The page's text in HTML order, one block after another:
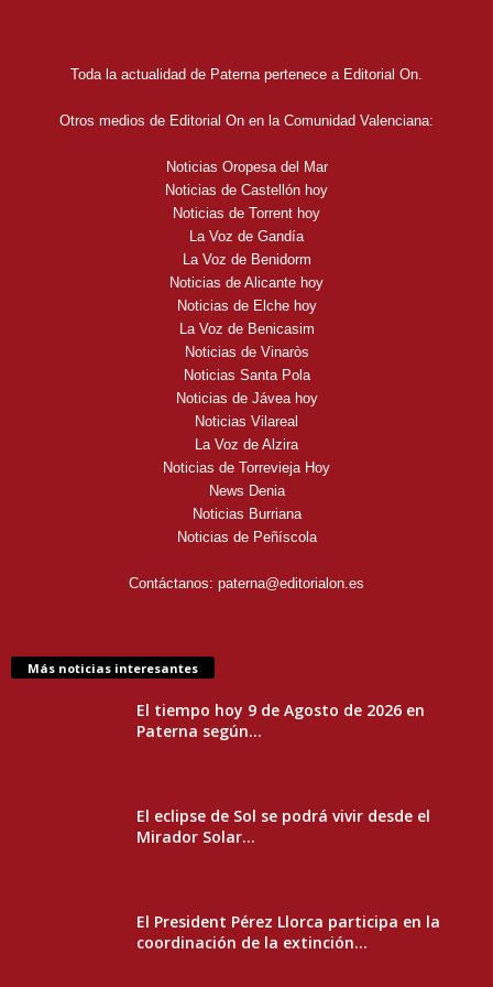
Toda la actualidad de Paterna pertenece a Editorial On.
Otros medios de Editorial On en la Comunidad Valenciana:
Noticias Oropesa del Mar
Noticias de Castellón hoy
Noticias de Torrent hoy
La Voz de Gandía
La Voz de Benidorm
Noticias de Alicante hoy
Noticias de Elche hoy
La Voz de Benicasim
Noticias de Vinaròs
Noticias Santa Pola
Noticias de Jávea hoy
Noticias Vilareal
La Voz de Alzira
Noticias de Torrevieja Hoy
News Denia
Noticias Burriana
Noticias de Peñíscola
Contáctanos: paterna@editorialon.es
Más noticias interesantes
El tiempo hoy 9 de Agosto de 2026 en
Paterna según...
El eclipse de Sol se podrá vivir desde el
Mirador Solar...
El President Pérez Llorca participa en la
coordinación de la extinción...